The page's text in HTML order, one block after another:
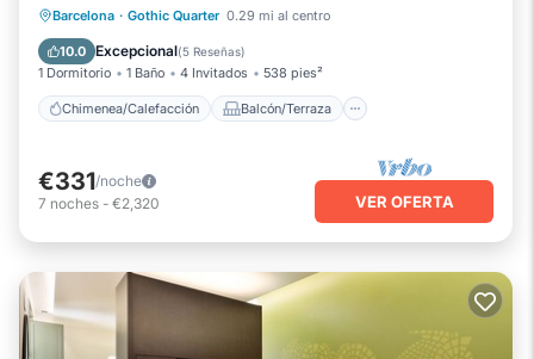
Barcelona · Gothic Quarter 0.29 mi al centro
10.0 Excepcional(5 Reseñas)
1 Dormitorio 1 Baño 4 Invitados 538 pies²
Chimenea/Calefacción Balcón/Terraza
Chimenea/Calefacción
Balcón/Terraza
Cocina
Aire acondicionado
€331/noche
7 noches - €2,320 VER OFERTA